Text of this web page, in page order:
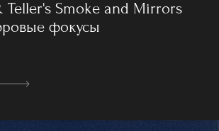
Smoke and Mirrors
фокусы